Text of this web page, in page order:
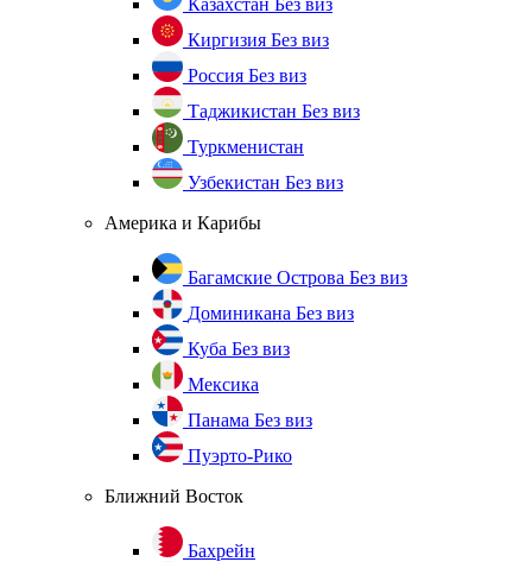
Казахстан Без виз
Киргизия Без виз
Россия Без виз
Таджикистан Без виз
Туркменистан
Узбекистан Без виз
Америка и Карибы
Багамские Острова Без виз
Доминикана Без виз
Куба Без виз
Мексика
Панама Без виз
Пуэрто-Рико
Ближний Восток
Бахрейн